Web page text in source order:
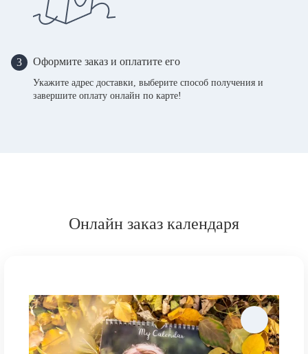
3 Оформите заказ и оплатите его
Укажите адрес доставки, выберите способ получения и
завершите оплату онлайн по карте!
Онлайн заказ календаря